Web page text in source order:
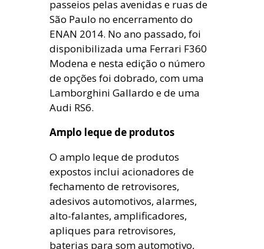
passeios pelas avenidas e ruas de
São Paulo no encerramento do
ENAN 2014. No ano passado, foi
disponibilizada uma Ferrari F360
Modena e nesta edição o número
de opções foi dobrado, com uma
Lamborghini Gallardo e de uma
Audi RS6.
Amplo leque de produtos
O amplo leque de produtos
expostos inclui acionadores de
fechamento de retrovisores,
adesivos automotivos, alarmes,
alto-falantes, amplificadores,
apliques para retrovisores,
baterias para som automotivo,